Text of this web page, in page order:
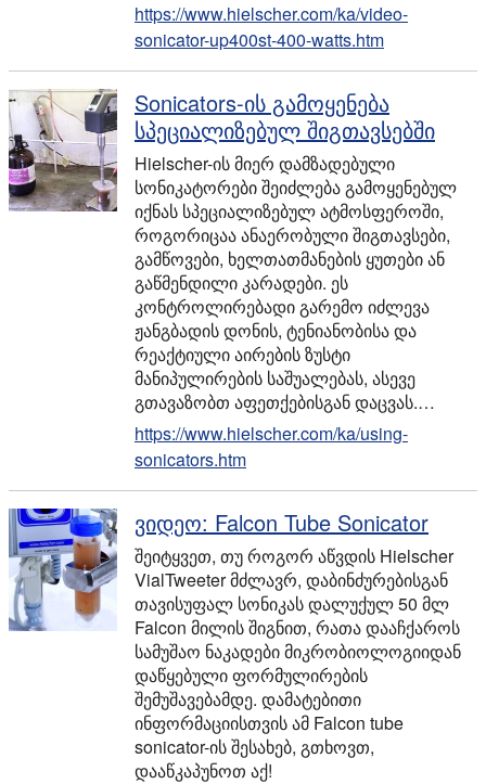
https://www.hielscher.com/ka/video-
sonicator-up400st-400-watts.htm
Sonicators-ის გამოყენება
სპეციალიზებულ შიგთავსებში
Hielscher-ის მიერ დამზადებული
სონიკატორები შეიძლება გამოყენებულ
იქნას სპეციალიზებულ ატმოსფეროში,
როგორიცაა ანაერობული შიგთავსები,
გამწოვები, ხელთათმანების ყუთები ან
გაწმენდილი კარადები. ეს
კონტროლირებადი გარემო იძლევა
ჟანგბადის დონის, ტენიანობისა და
რეაქტიული აირების ზუსტი
მანიპულირების საშუალებას, ასევე
გთავაზობთ აფეთქებისგან დაცვას.…
https://www.hielscher.com/ka/using-
sonicators.htm
ვიდეო: Falcon Tube Sonicator
შეიტყვეთ, თუ როგორ აწვდის Hielscher
VialTweeter მძლავრ, დაბინძურებისგან
თავისუფალ სონიკას დალუქულ 50 მლ
Falcon მილის შიგნით, რათა დააჩქაროს
სამუშაო ნაკადები მიკრობიოლოგიიდან
დაწყებული ფორმულირების
შემუშავებამდე. დამატებითი
ინფორმაციისთვის ამ Falcon tube
sonicator-ის შესახებ, გთხოვთ,
დააწკაპუნოთ აქ!